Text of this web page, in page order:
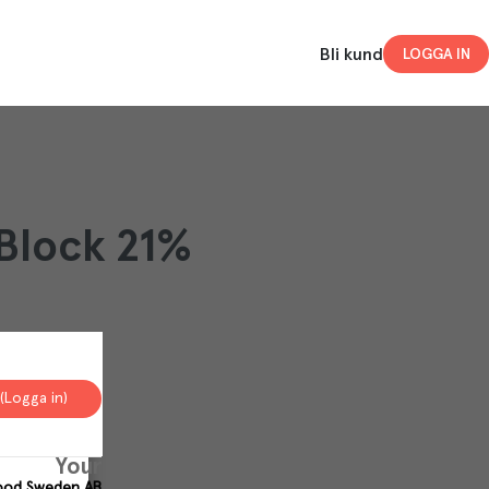
Bli kund LOGGA IN
21%
in)
Your